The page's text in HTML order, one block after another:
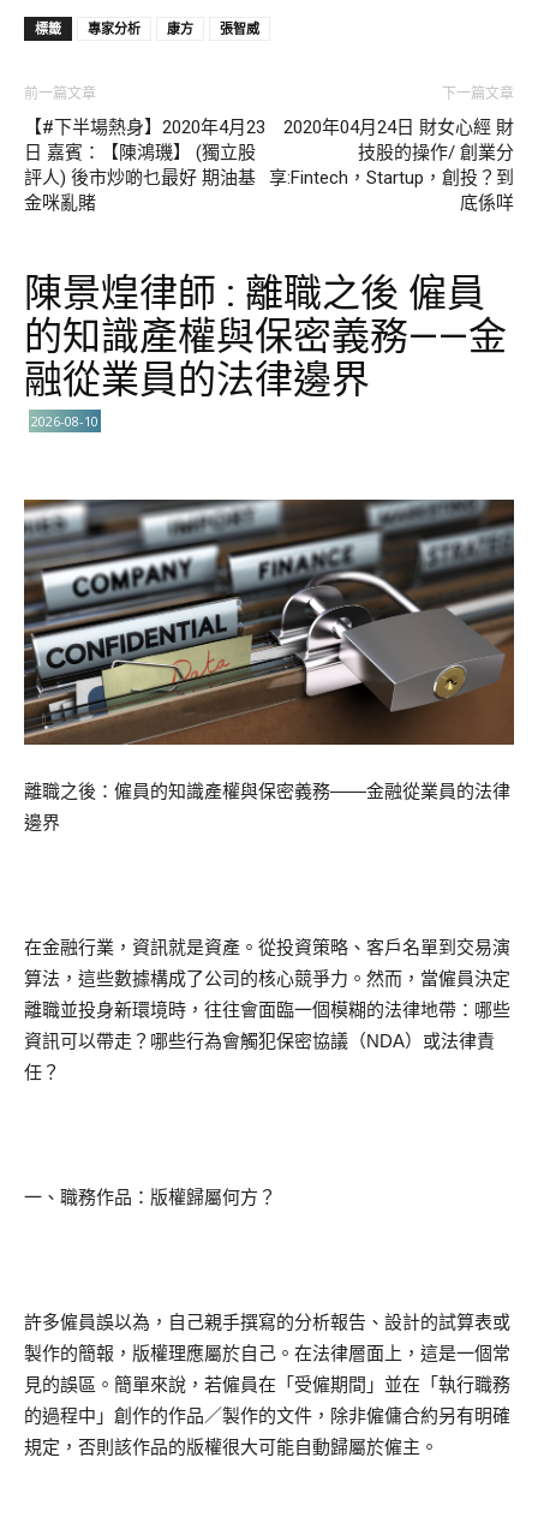
標籤 專家分析 康方 張智威
前一篇文章
【#下半場熱身】2020年4月23
日 嘉賓：【陳鴻璣】 (獨立股
評人) 後市炒啲乜最好 期油基
金咪亂賭
下一篇文章
2020年04月24日 財女心經 財
技股的操作/ 創業分
享:Fintech，Startup，創投？到
底係咩
陳景煌律師 : 離職之後 僱員
的知識產權與保密義務——金
融從業員的法律邊界
2026-08-10
離職之後：僱員的知識產權與保密義務——金融從業員的法律
邊界
在金融行業，資訊就是資產。從投資策略、客戶名單到交易演
算法，這些數據構成了公司的核心競爭力。然而，當僱員決定
離職並投身新環境時，往往會面臨一個模糊的法律地帶：哪些
資訊可以帶走？哪些行為會觸犯保密協議（NDA）或法律責
任？
一、職務作品：版權歸屬何方？
許多僱員誤以為，自己親手撰寫的分析報告、設計的試算表或
製作的簡報，版權理應屬於自己。在法律層面上，這是一個常
見的誤區。簡單來說，若僱員在「受僱期間」並在「執行職務
的過程中」創作的作品／製作的文件，除非僱傭合約另有明確
規定，否則該作品的版權很大可能自動歸屬於僱主。